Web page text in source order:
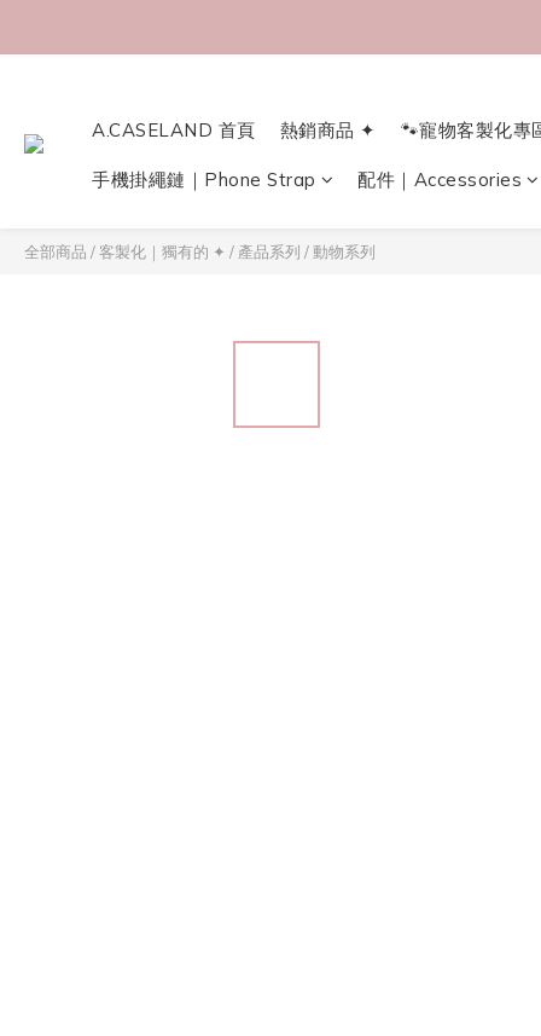
A.CASELAND 首頁 熱銷商品 ✦ 🐾寵物客製化專
手機掛繩鏈｜Phone Strap 配件｜Accessories
全部商品 /客製化｜獨有的 ✦ / 產品系列 /動物系列